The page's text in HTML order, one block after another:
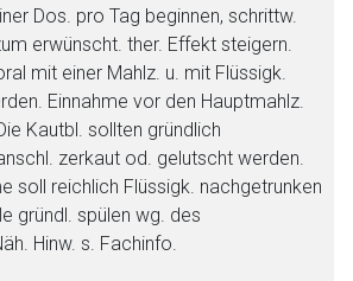
Dos. pro Tag beginnen, schrittw.
erwünscht. ther. Effekt steigern.
mit einer Mahlz. u. mit Flüssigk.
Einnahme vor den Hauptmahlz.
Kautbl. sollten gründlich
zerkaut od. gelutscht werden.
soll reichlich Flüssigk. nachgetrunken
gründl. spülen wg. des
Hinw. s. Fachinfo.